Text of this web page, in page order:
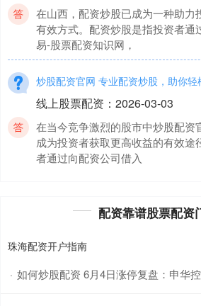
在山西，配资炒股已成为一种助力
有效方式。配资炒股是指投资者通
易-股票配资知识网，
炒股配资官网 专业配资炒股，助你轻
线上股票配资 ： 2026-03-03
在当今竞争激烈的股市中炒股配资
成为投资者获取更高收益的有效途
者通过向配资公司借入
配资靠谱股票配资门户：2025-
在苏州这个经济发达的城市，股票
投资机会、提升收益率股票配资查
票配资公司提供杠杆资
配资靠谱股票配资
珠海配资开户指南
· 如何炒股配资 6月4日涨停复盘：申华